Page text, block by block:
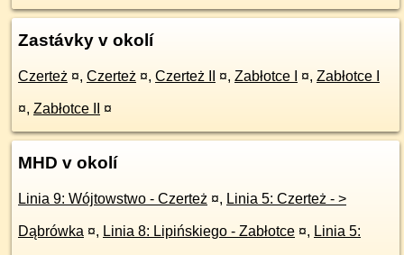
Zastávky v okolí
Czerteż ¤, Czerteż ¤, Czerteż II ¤, Zabłotce I ¤, Zabłotce I
¤, Zabłotce II ¤
MHD v okolí
Linia 9: Wójtowstwo - Czerteż ¤, Linia 5: Czerteż - >
Dąbrówka ¤, Linia 8: Lipińskiego - Zabłotce ¤, Linia 5: